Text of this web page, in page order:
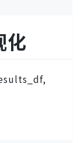
化